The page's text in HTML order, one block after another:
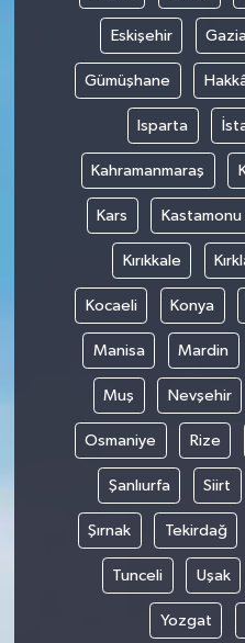
Eskişehir
Gümüşhane
Isparta
Kahramanmaraş
Kars Kastamonu
Kırıkkale
Kocaeli Konya
Manisa Mardin
Muş Nevşehir
Osmaniye Rize
Şanlıurfa Siirt
Şırnak Tekirdağ
Tunceli Uşak
Yozgat